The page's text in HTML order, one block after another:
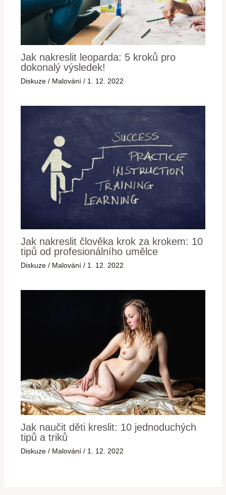
Jak nakreslit leoparda: 5 kroků pro
dokonalý výsledek!
Diskuze / Malování / 1. 12. 2022
Jak nakreslit člověka krok za krokem: 10
tipů od profesionálního umělce
Diskuze / Malování / 1. 12. 2022
Jak naučit děti kreslit: 10 jednoduchých
tipů a triků
Diskuze / Malování / 1. 12. 2022